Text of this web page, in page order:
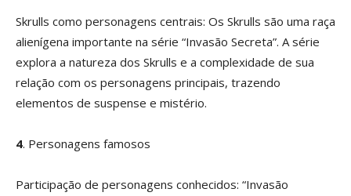
Skrulls como personagens centrais: Os Skrulls são uma raça
alienígena importante na série “Invasão Secreta”. A série
explora a natureza dos Skrulls e a complexidade de sua
relação com os personagens principais, trazendo
elementos de suspense e mistério.
4. Personagens famosos
Participação de personagens conhecidos: “Invasão